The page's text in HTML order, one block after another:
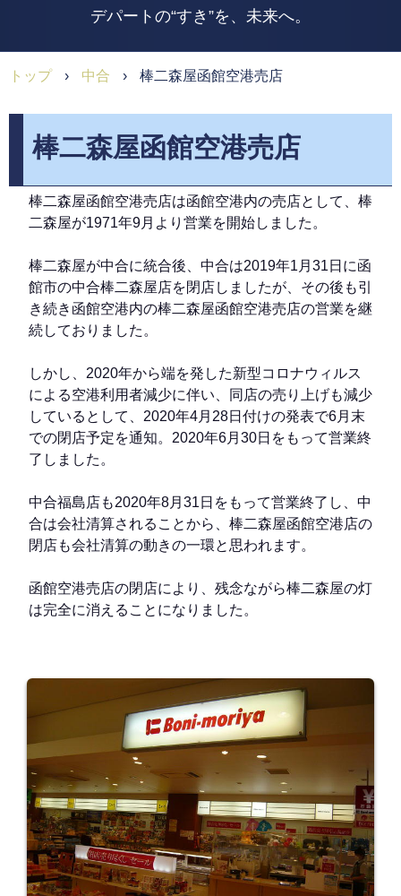
デパートの“すき”を、未来へ。
トップ › 中合 › 棒二森屋函館空港売店
棒二森屋函館空港売店
棒二森屋函館空港売店は函館空港内の売店として、棒
二森屋が1971年9月より営業を開始しました。
棒二森屋が中合に統合後、中合は2019年1月31日に函
館市の中合棒二森屋店を閉店しましたが、その後も引
き続き函館空港内の棒二森屋函館空港売店の営業を継
続しておりました。
しかし、2020年から端を発した新型コロナウィルス
による空港利用者減少に伴い、同店の売り上げも減少
しているとして、2020年4月28日付けの発表で6月末
での閉店予定を通知。2020年6月30日をもって営業終
了しました。
中合福島店も2020年8月31日をもって営業終了し、中
合は会社清算されることから、棒二森屋函館空港店の
閉店も会社清算の動きの一環と思われます。
函館空港売店の閉店により、残念ながら棒二森屋の灯
は完全に消えることになりました。